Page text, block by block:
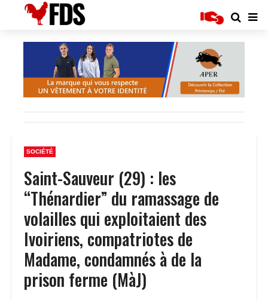
SOCIÉTÉ
Saint-Sauveur (29) : les
“Thénardier” du ramassage de
volailles qui exploitaient des
Ivoiriens, compatriotes de
Madame, condamnés à de la
prison ferme (MàJ)